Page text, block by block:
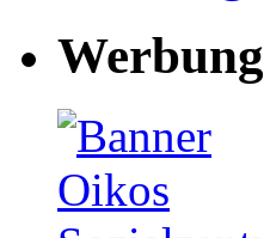
Werbung